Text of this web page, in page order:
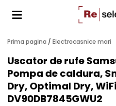
Prima pagina / Electrocasnice mari
Uscator de rufe
Pompa de caldura,
Dry, Optimal Dry,
DV90DB7845GWU2